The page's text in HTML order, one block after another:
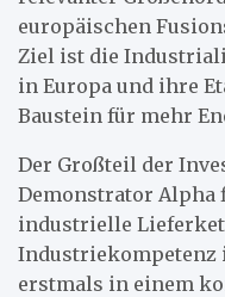
europäischen
Ziel ist die
in Europa und ihre
Baustein für mehr
Der Großteil der
Demonstrator
industrielle
Industriekompetenz
erstmals in einem